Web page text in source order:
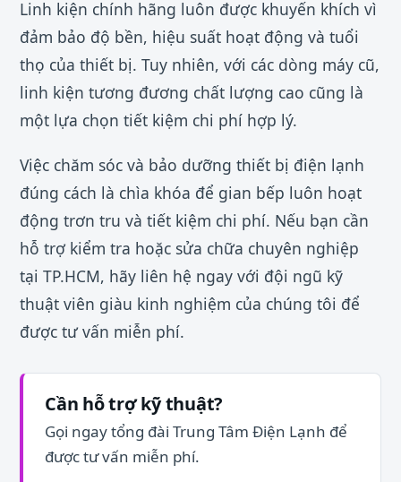
Linh kiện chính hãng luôn được khuyến khích vì
đảm bảo độ bền, hiệu suất hoạt động và tuổi
thọ của thiết bị. Tuy nhiên, với các dòng máy cũ,
linh kiện tương đương chất lượng cao cũng là
một lựa chọn tiết kiệm chi phí hợp lý.
Việc chăm sóc và bảo dưỡng thiết bị điện lạnh
đúng cách là chìa khóa để gian bếp luôn hoạt
động trơn tru và tiết kiệm chi phí. Nếu bạn cần
hỗ trợ kiểm tra hoặc sửa chữa chuyên nghiệp
tại TP.HCM, hãy liên hệ ngay với đội ngũ kỹ
thuật viên giàu kinh nghiệm của chúng tôi để
được tư vấn miễn phí.
Cần hỗ trợ kỹ thuật?
Gọi ngay tổng đài Trung Tâm Điện Lạnh để
được tư vấn miễn phí.